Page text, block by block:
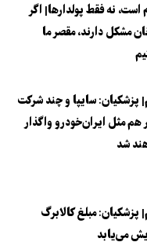
است، نه فقط پولدارها| اگر
مشکل دارند، مقصر ما
پزشکیان: سایپا و چند شرکت
هم مثل ایران‌خودرو واگذار
شد
پزشکیان: مبلغ کالابرگ
می‌یابد